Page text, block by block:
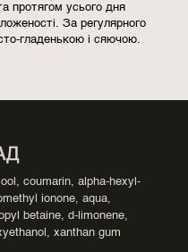
протягом усього дня
За регулярного
гладенькою і сяючою.
coumarin, alpha-hexyl-
ionone, aqua,
betaine, d-limonene,
xanthan gum